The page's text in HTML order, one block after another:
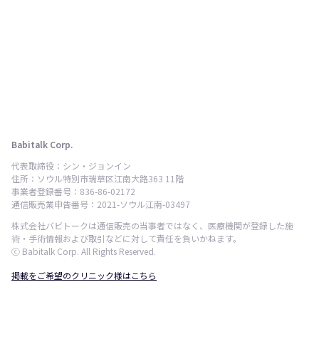
Babitalk Corp.
代表取締役：シン・ジョンイン
住所：ソウル特別市瑞草区江南大路363 11階
事業者登録番号：836-86-02172
通信販売業申告番号：2021-ソウル江南-03497
株式会社バビトークは通信販売の当事者ではなく、医療機関が登録した施
術・手術情報および取引などに対して責任を負いかねます。
ⓒ Babitalk Corp. All Rights Reserved.
掲載をご希望のクリニック様はこちら